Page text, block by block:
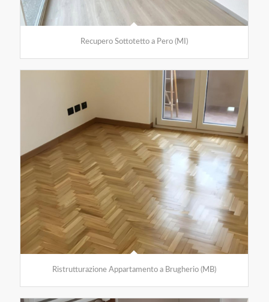
Recupero Sottotetto a Pero (MI)
Ristrutturazione Appartamento a Brugherio (MB)